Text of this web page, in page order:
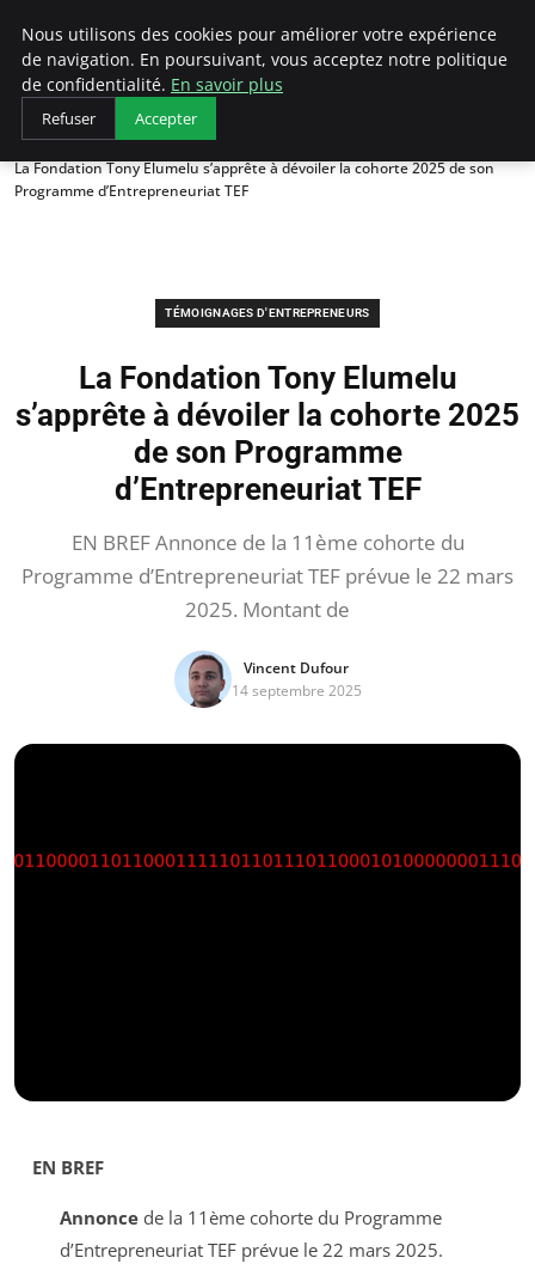
LECFCM
Accueil
Témoignages d'entrepreneurs
La Fondation Tony Elumelu s’apprête à dévoiler la cohorte 2025 de son
Programme d’Entrepreneuriat TEF
TÉMOIGNAGES D'ENTREPRENEURS
La Fondation Tony Elumelu
s’apprête à dévoiler la cohorte 2025
de son Programme
d’Entrepreneuriat TEF
EN BREF Annonce de la 11ème cohorte du
Programme d’Entrepreneuriat TEF prévue le 22 mars
2025. Montant de
Vincent Dufour
14 septembre 2025
EN BREF
Annoncede la 11ème cohorte du Programme
d’Entrepreneuriat TEF prévue le 22 mars 2025.
Nous utilisons des cookies pour améliorer votre expérience
de navigation. En poursuivant, vous acceptez notre politique
de confidentialité. En savoir plus
Refuser Accepter